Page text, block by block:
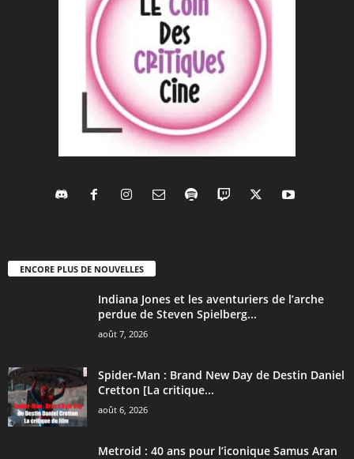
ENCORE PLUS DE NOUVELLES
Indiana Jones et les aventuriers de l’arche
perdue de Steven Spielberg...
août 7, 2026
Spider-Man : Brand New Day de Destin Daniel
Cretton [La critique...
août 6, 2026
Metroid : 40 ans pour l’iconique Samus Aran